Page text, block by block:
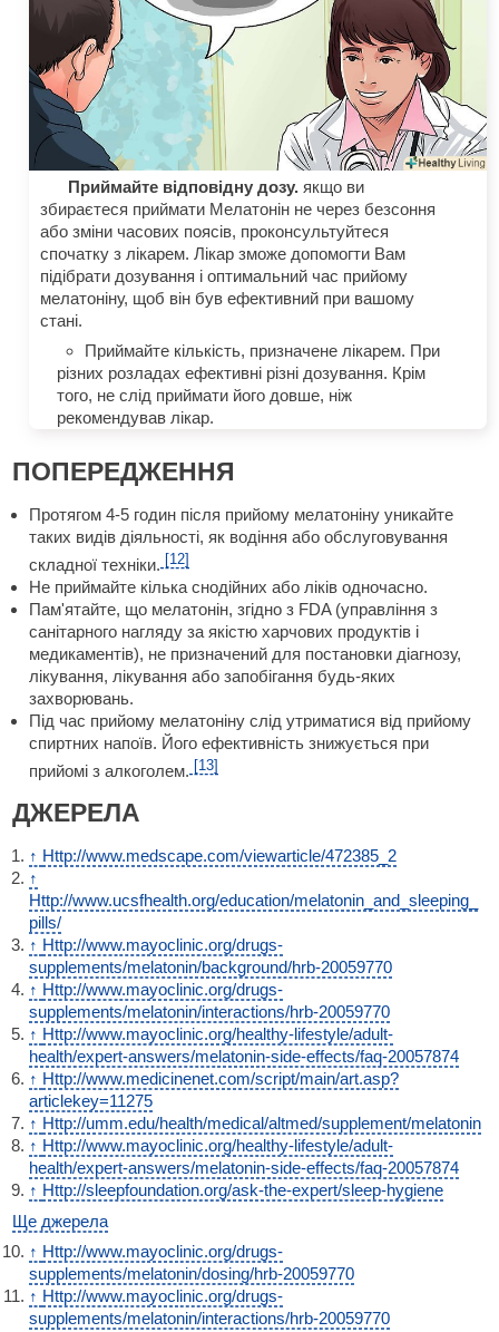
Приймайте відповідну дозу. якщо ви
збираєтеся приймати Мелатонін не через безсоння
або зміни часових поясів, проконсультуйтеся
спочатку з лікарем. Лікар зможе допомогти Вам
підібрати дозування і оптимальний час прийому
мелатоніну, щоб він був ефективний при вашому
стані.
Приймайте кількість, призначене лікарем. При
різних розладах ефективні різні дозування. Крім
того, не слід приймати його довше, ніж
рекомендував лікар.
ПОПЕРЕДЖЕННЯ
Протягом 4-5 годин після прийому мелатоніну уникайте
таких видів діяльності, як водіння або обслуговування
складної техніки. [12]
Не приймайте кілька снодійних або ліків одночасно.
Пам'ятайте, що мелатонін, згідно з FDA (управління з
санітарного нагляду за якістю харчових продуктів і
медикаментів), не призначений для постановки діагнозу,
лікування, лікування або запобігання будь-яких
захворювань.
Під час прийому мелатоніну слід утриматися від прийому
спиртних напоїв. Його ефективність знижується при
прийомі з алкоголем. [13]
ДЖЕРЕЛА
↑ Http://www.medscape.com/viewarticle/472385_2
↑
Http://www.ucsfhealth.org/education/melatonin_and_sleeping_
pills/
↑ Http://www.mayoclinic.org/drugs-
supplements/melatonin/background/hrb-20059770
↑ Http://www.mayoclinic.org/drugs-
supplements/melatonin/interactions/hrb-20059770
↑ Http://www.mayoclinic.org/healthy-lifestyle/adult-
health/expert-answers/melatonin-side-effects/faq-20057874
↑ Http://www.medicinenet.com/script/main/art.asp?
articlekey=11275
↑ Http://umm.edu/health/medical/altmed/supplement/melatonin
↑ Http://www.mayoclinic.org/healthy-lifestyle/adult-
health/expert-answers/melatonin-side-effects/faq-20057874
↑ Http://sleepfoundation.org/ask-the-expert/sleep-hygiene
Ще джерела
↑ Http://www.mayoclinic.org/drugs-
supplements/melatonin/dosing/hrb-20059770
↑ Http://www.mayoclinic.org/drugs-
supplements/melatonin/interactions/hrb-20059770